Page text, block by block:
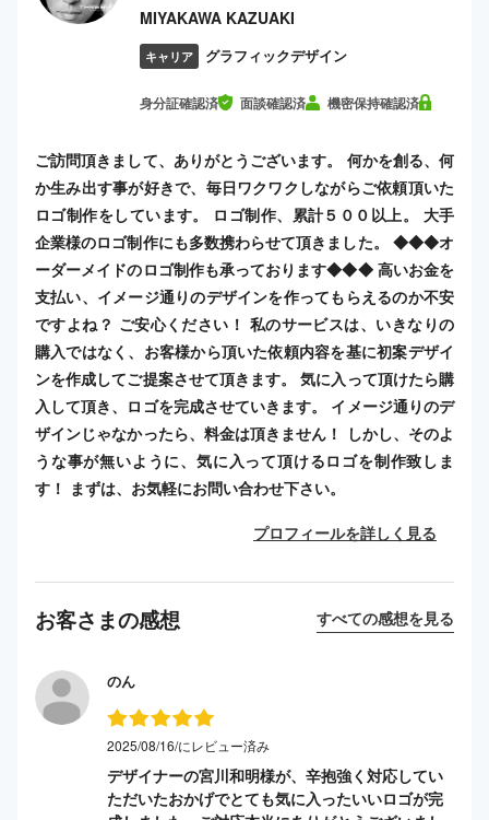
MIYAKAWA KAZUAKI
キャリア グラフィックデザイン
身分証確認済 面談確認済 機密保持確認済
ご訪問頂きまして、ありがとうございます。 何かを創る、何
か生み出す事が好きで、毎日ワクワクしながらご依頼頂いた
ロゴ制作をしています。 ロゴ制作、累計５００以上。 大手
企業様のロゴ制作にも多数携わらせて頂きました。 ◆◆◆オ
ーダーメイドのロゴ制作も承っております◆◆◆ 高いお金を
支払い、イメージ通りのデザインを作ってもらえるのか不安
ですよね？ ご安心ください！ 私のサービスは、いきなりの
購入ではなく、お客様から頂いた依頼内容を基に初案デザイ
ンを作成してご提案させて頂きます。 気に入って頂けたら購
入して頂き、ロゴを完成させていきます。 イメージ通りのデ
ザインじゃなかったら、料金は頂きません！ しかし、そのよ
うな事が無いように、気に入って頂けるロゴを制作致しま
す！ まずは、お気軽にお問い合わせ下さい。
プロフィールを詳しく見る
お客さまの感想 すべての感想を見る
のん
2025/08/16/にレビュー済み
デザイナーの宮川和明様が、辛抱強く対応してい
ただいたおかげでとても気に入ったいいロゴが完